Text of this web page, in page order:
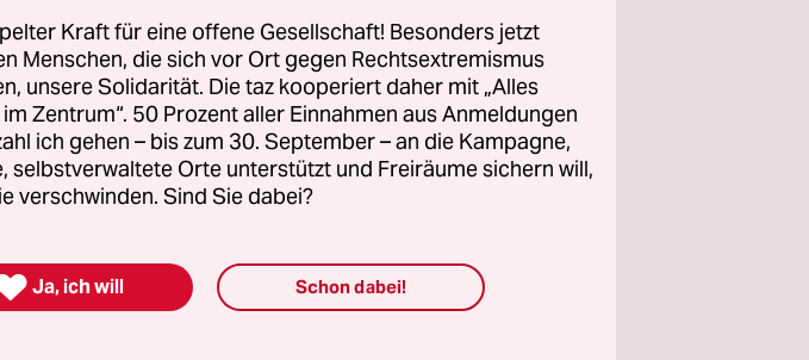
Kraft für eine offene Gesellschaft! Besonders jetzt
Menschen, die sich vor Ort gegen Rechtsextremismus
unsere Solidarität. Die taz kooperiert daher mit „Alles
Zentrum“. 50 Prozent aller Einnahmen aus Anmeldungen
ich gehen – bis zum 30. September – an die Kampagne,
selbstverwaltete Orte unterstützt und Freiräume sichern will,
verschwinden. Sind Sie dabei?
Ja, ich will Schon dabei!